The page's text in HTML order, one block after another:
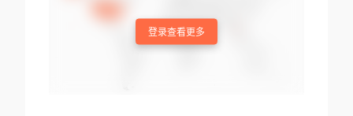
登录查看更多